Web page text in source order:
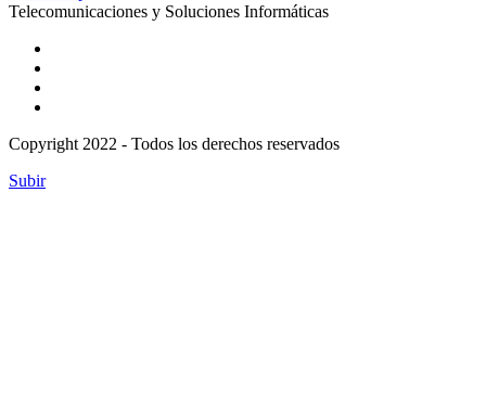
Telecomunicaciones y Soluciones Informáticas
Copyright 2022 - Todos los derechos reservados
Subir